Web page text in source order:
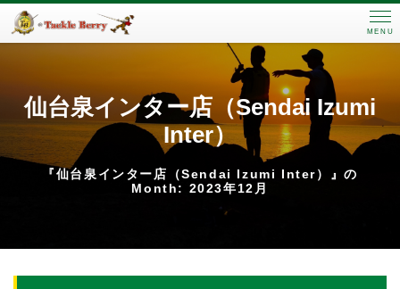
MENU
仙台泉インター店（Sendai Izumi
Inter）
『仙台泉インター店（Sendai Izumi Inter）』の
Month: 2023年12月